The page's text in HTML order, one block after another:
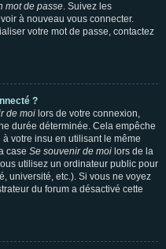
mot de passe. Suivez les
à nouveau vous connecter.
votre mot de passe, contactez
?
de moi lors de votre connexion,
durée déterminée. Cela empêche
à votre insu en utilisant le même
case Se souvenir de moi lors de la
utilisez un ordinateur public pour
université, etc.). Si vous ne voyez
du forum a désactivé cette